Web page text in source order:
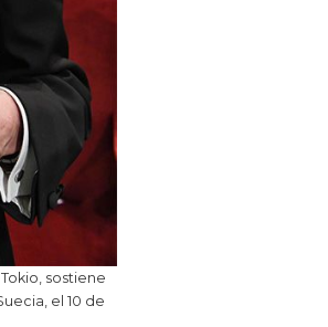
sostiene
el 10 de